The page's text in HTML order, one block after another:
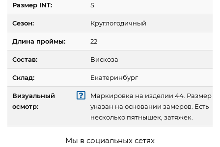
Размер INT: S
Сезон: Круглогодичный
Длина проймы: 22
Состав: Вискоза
Склад: Екатеринбург
Визуальный
осмотр:
Маркировка на изделии 44. Размер
указан на основании замеров. Есть
несколько пятнышек, затяжек.
Мы в социальных сетях